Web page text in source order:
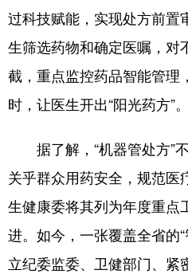
过科技赋能，实现处方前置
生筛选药物和确定医嘱，对
截，重点监控药品智能管理
时，让医生开出“阳光药方”。
据了解，“机器管处方”
关乎群众用药安全，规范医
生健康委将其列为年度重点
进。如今，一张覆盖全省的
立纪委监委、卫健部门、紧